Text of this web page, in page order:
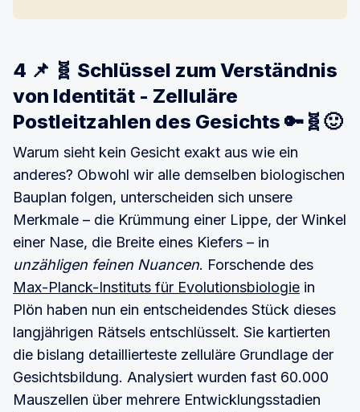
4 📌 🧬 Schlüssel zum Verständnis
von Identität - Zelluläre
Postleitzahlen des Gesichts 🔑🧬🙂
Warum sieht kein Gesicht exakt aus wie ein
anderes? Obwohl wir alle demselben biologischen
Bauplan folgen, unterscheiden sich unsere
Merkmale – die Krümmung einer Lippe, der Winkel
einer Nase, die Breite eines Kiefers – in
unzähligen feinen Nuancen. Forschende des
Max-Planck-Instituts für Evolutionsbiologie in
Plön haben nun ein entscheidendes Stück dieses
langjährigen Rätsels entschlüsselt. Sie kartierten
die bislang detaillierteste zelluläre Grundlage der
Gesichtsbildung. Analysiert wurden fast 60.000
Mauszellen über mehrere Entwicklungsstadien